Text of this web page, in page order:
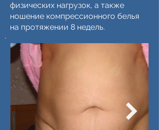
физических нагрузок, а также
ношение компрессионного белья
на протяжении 8 недель.